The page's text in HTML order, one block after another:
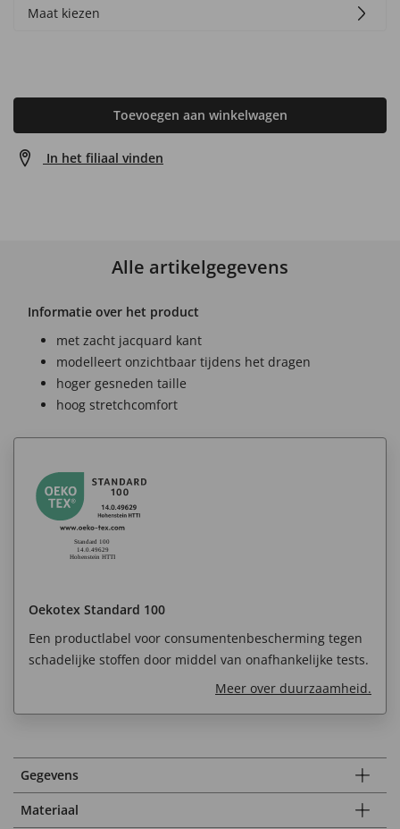
Maat kiezen
Toevoegen aan winkelwagen
In het filiaal vinden
Alle artikelgegevens
Informatie over het product
met zacht jacquard kant
modelleert onzichtbaar tijdens het dragen
hoger gesneden taille
hoog stretchcomfort
Oekotex Standard 100
Een productlabel voor consumentenbescherming tegen
schadelijke stoffen door middel van onafhankelijke tests.
Meer over duurzaamheid.
Gegevens
Materiaal